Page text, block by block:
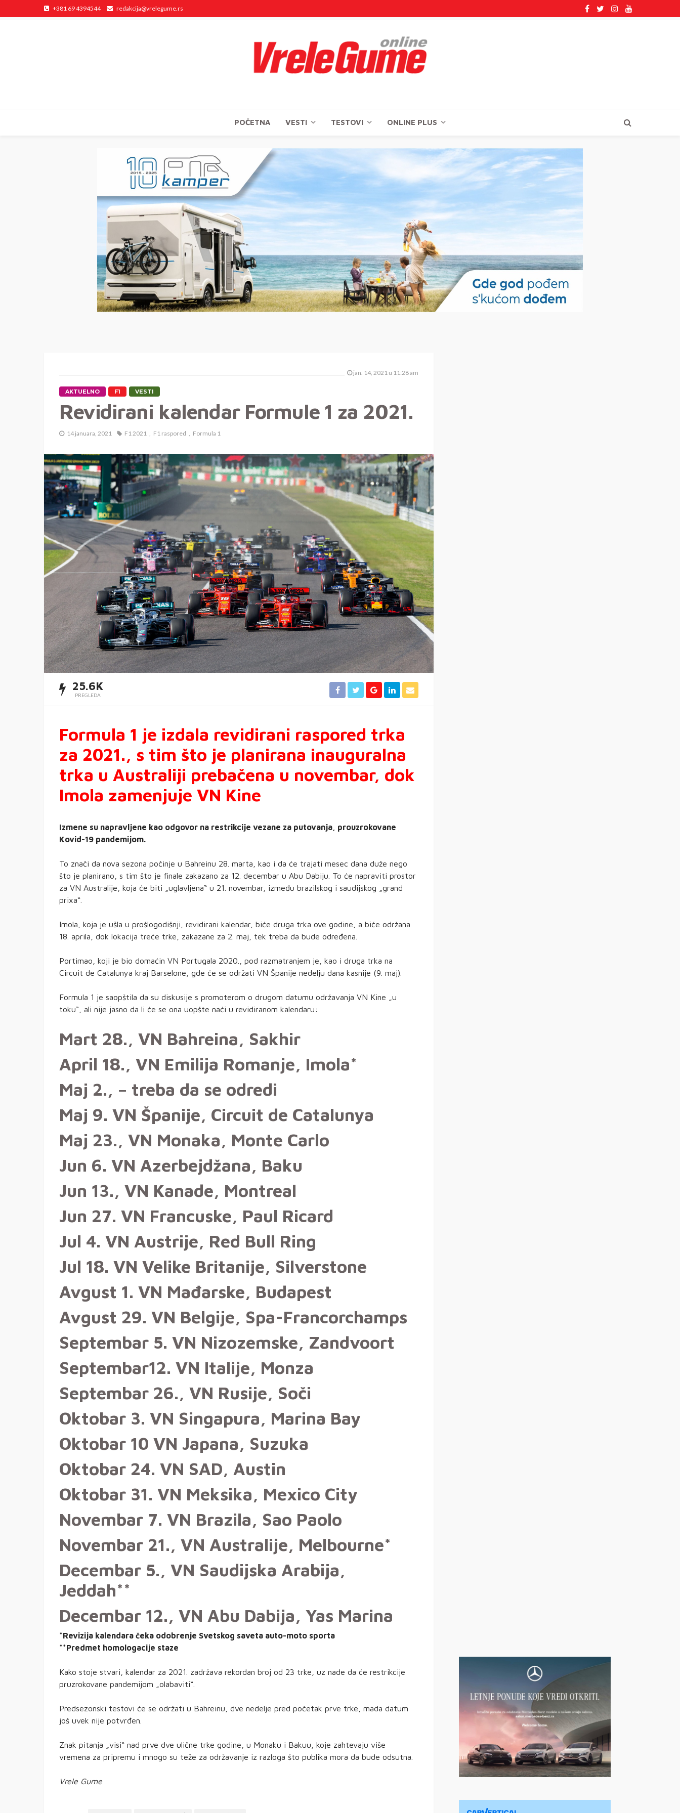
+381 69 4394544 redakcija@vrelegume.rs
POČETNA VESTI TESTOVI ONLINE PLUS
jan. 14, 2021 u 11:28 am
AKTUELNO F1 VESTI
Revidirani kalendar Formule 1 za 2021.
14 januara, 2021 F1 2021 F1 raspored Formula 1
25.6K
PREGLEDA
Formula 1 je izdala revidirani raspored trka
za 2021., s tim što je planirana inauguralna
trka u Australiji prebačena u novembar, dok
Imola zamenjuje VN Kine
Izmene su napravljene kao odgovor na restrikcije vezane za putovanja, prouzrokovane
Kovid-19 pandemijom.
To znači da nova sezona počinje u Bahreinu 28. marta, kao i da će trajati mesec dana duže nego
što je planirano, s tim što je finale zakazano za 12. decembar u Abu Dabiju. To će napraviti prostor
za VN Australije, koja će biti „uglavljena“ u 21. novembar, između brazilskog i saudijskog „grand
prixa“.
Imola, koja je ušla u prošlogodišnji, revidirani kalendar, biće druga trka ove godine, a biće održana
18. aprila, dok lokacija treće trke, zakazane za 2. maj, tek treba da bude određena.
Portimao, koji je bio domaćin VN Portugala 2020., pod razmatranjem je, kao i druga trka na
Circuit de Catalunya kraj Barselone, gde će se održati VN Španije nedelju dana kasnije (9. maj).
Formula 1 je saopštila da su diskusije s promoterom o drugom datumu održavanja VN Kine „u
toku“, ali nije jasno da li će se ona uopšte naći u revidiranom kalendaru:
Mart 28., VN Bahreina, Sakhir
April 18., VN Emilija Romanje, Imola*
Maj 2., – treba da se odredi
Maj 9. VN Španije, Circuit de Catalunya
Maj 23., VN Monaka, Monte Carlo
Jun 6. VN Azerbejdžana, Baku
Jun 13., VN Kanade, Montreal
Jun 27. VN Francuske, Paul Ricard
Jul 4. VN Austrije, Red Bull Ring
Jul 18. VN Velike Britanije, Silverstone
Avgust 1. VN Mađarske, Budapest
Avgust 29. VN Belgije, Spa-Francorchamps
Septembar 5. VN Nizozemske, Zandvoort
Septembar12. VN Italije, Monza
Septembar 26., VN Rusije, Soči
Oktobar 3. VN Singapura, Marina Bay
Oktobar 10 VN Japana, Suzuka
Oktobar 24. VN SAD, Austin
Oktobar 31. VN Meksika, Mexico City
Novembar 7. VN Brazila, Sao Paolo
Novembar 21., VN Australije, Melbourne*
Decembar 5., VN Saudijska Arabija,
Jeddah**
Decembar 12., VN Abu Dabija, Yas Marina
*Revizija kalendara čeka odobrenje Svetskog saveta auto-moto sporta
**Predmet homologacije staze
Kako stoje stvari, kalendar za 2021. zadržava rekordan broj od 23 trke, uz nade da će restrikcije
pruzrokovane pandemijom „olabaviti“.
Predsezonski testovi će se održati u Bahreinu, dve nedelje pred početak prve trke, mada datum
još uvek nije potvrđen.
Znak pitanja „visi“ nad prve dve ulične trke godine, u Monaku i Bakuu, koje zahtevaju više
vremena za pripremu i mnogo su teže za održavanje iz razloga što publika mora da bude odsutna.
Vrele Gume